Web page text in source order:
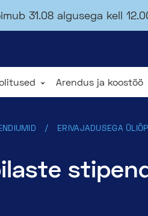
31.08 algusega kell
Arendus ja koostöö
ERIVAJADUSEGA